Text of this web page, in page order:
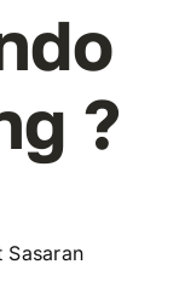
?
Sasaran